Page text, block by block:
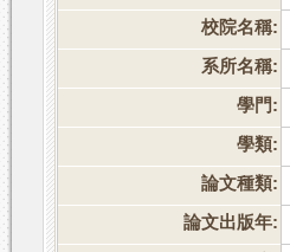
校院名稱:
系所名稱:
學門:
學類:
論文種類:
論文出版年: